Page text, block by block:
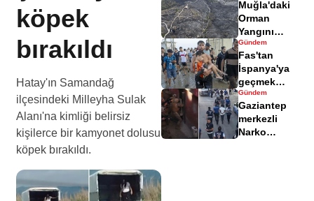
köpek
bırakıldı
Hatay'ın Samandağ
ilçesindeki Milleyha Sulak
Alanı'na kimliği belirsiz
kişilerce bir kamyonet dolusu
köpek bırakıldı.
yaralandı
Muğla'daki
Orman
Yangını
Sonrası
Zarar Gören
Alanlar
Havadisinde
Gündem
Fas'tan
İspanya'ya
geçmek
isteyen
göçmenler
geri döndü
Gündem
Gaziantep
merkezli
Narko